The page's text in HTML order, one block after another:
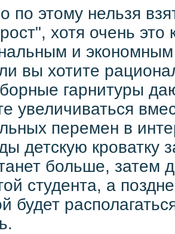
по этому нельзя
хотя очень это
и экономным
вы хотите
гарнитуры
увеличиваться
перемен в
детскую кроватку
больше, затем
студента, а
будет